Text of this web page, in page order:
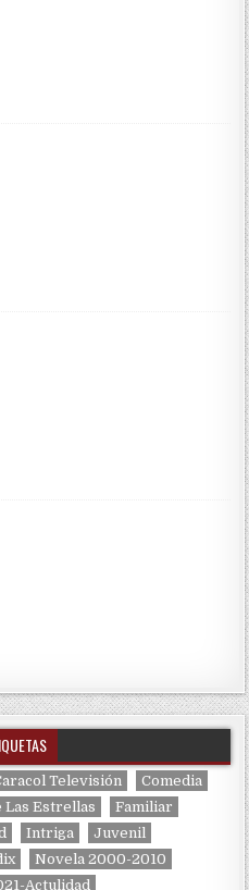
Televisión
Comedia
Las Estrellas
Familiar
Intriga
Juvenil
Novela 2000-2010
Actulidad